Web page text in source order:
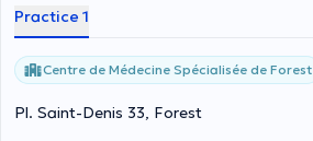
Practice 1
Centre de Médecine Spécialisée de Forest
Pl. Saint-Denis 33, Forest